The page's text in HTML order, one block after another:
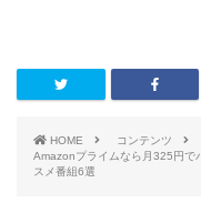
HOME
コンテンツ
Amazonプライムなら月325円で
スメ番組6選